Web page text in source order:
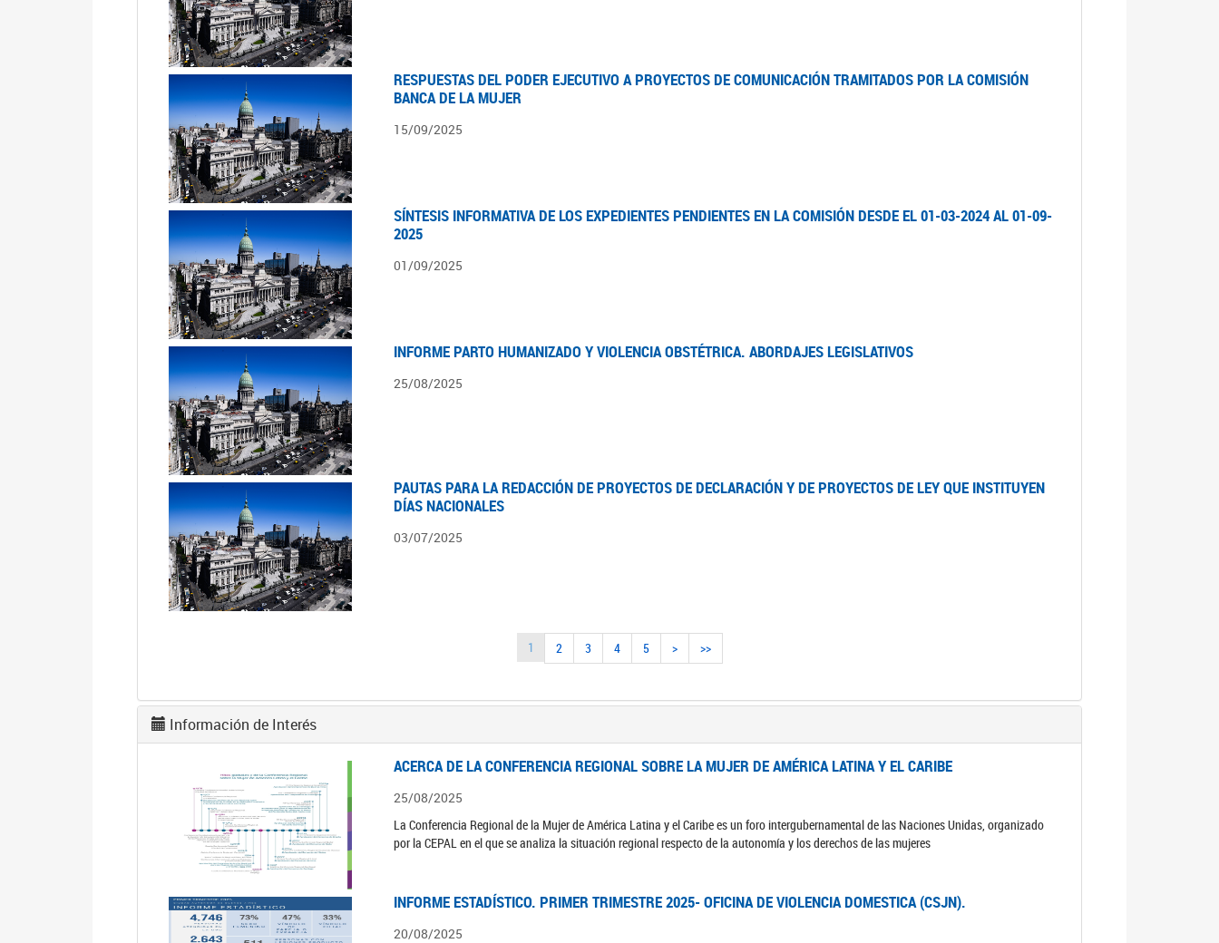
RESPUESTAS DEL PODER EJECUTIVO A PROYECTOS DE COMUNICACIÓN TRAMITADOS POR LA COMISIÓN
BANCA DE LA MUJER
15/09/2025
SÍNTESIS INFORMATIVA DE LOS EXPEDIENTES PENDIENTES EN LA COMISIÓN DESDE EL 01-03-2024 AL 01-09-
2025
01/09/2025
INFORME PARTO HUMANIZADO Y VIOLENCIA OBSTÉTRICA. ABORDAJES LEGISLATIVOS
25/08/2025
PAUTAS PARA LA REDACCIÓN DE PROYECTOS DE DECLARACIÓN Y DE PROYECTOS DE LEY QUE INSTITUYEN
DÍAS NACIONALES
03/07/2025
1 2 3 4 5 > >>
Información de Interés
ACERCA DE LA CONFERENCIA REGIONAL SOBRE LA MUJER DE AMÉRICA LATINA Y EL CARIBE
25/08/2025
La Conferencia Regional de la Mujer de América Latina y el Caribe es un foro intergubernamental de las Naciones Unidas, organizado
por la CEPAL en el que se analiza la situación regional respecto de la autonomía y los derechos de las mujeres
INFORME ESTADÍSTICO. PRIMER TRIMESTRE 2025- OFICINA DE VIOLENCIA DOMESTICA (CSJN).
20/08/2025